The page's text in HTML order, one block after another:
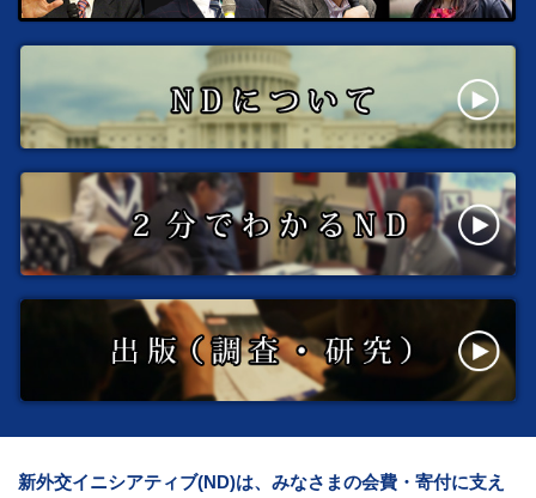
新外交イニシアティブ(ND)は、みなさまの会費・寄付に支え